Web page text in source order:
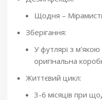
Щодня –
Зберігання:
У футлярі з
оригінальна
Життєвий цикл:
3-6 місяців при